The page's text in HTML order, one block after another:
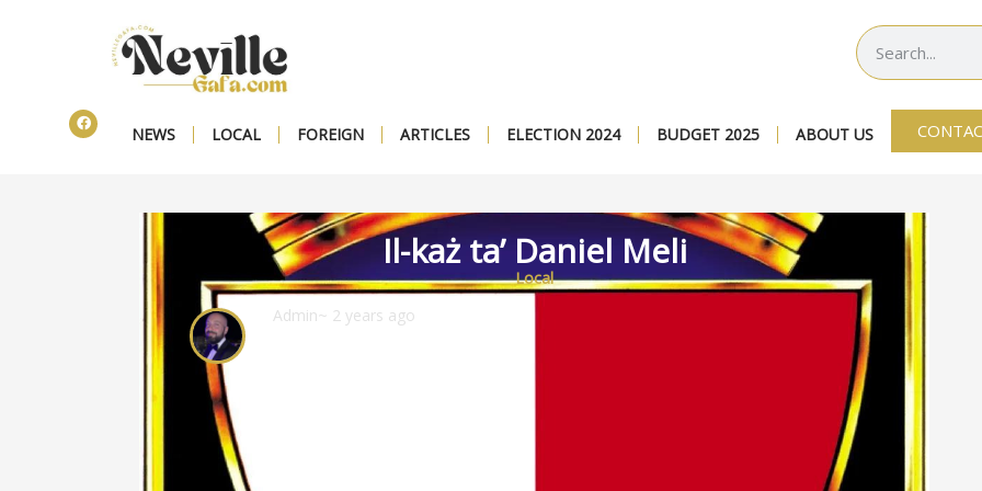
NEWS LOCAL FOREIGN ARTICLES ELECTION 2024 BUDGET 2025 ABOUT US
Il-każ ta’ Daniel Meli
Local
Admin~ 2 years ago